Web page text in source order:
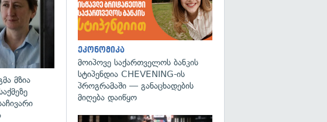
მზია
ეკონომიკა
მოიპოვე საქართველოს ბანკის
სტიპენდია CHEVENING-ის
პროგრამაში — განაცხადების
მიღება დაიწყო